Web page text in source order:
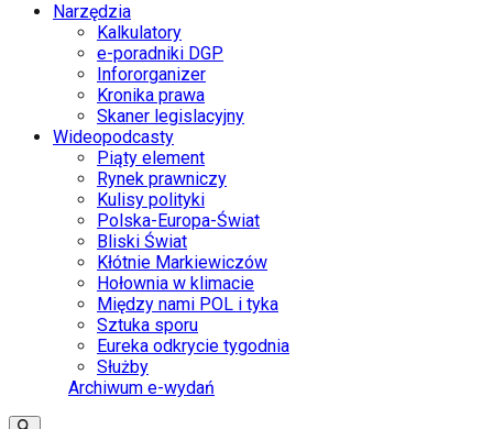
Narzędzia
Kalkulatory
e-poradniki DGP
Infororganizer
Kronika prawa
Skaner legislacyjny
Wideopodcasty
Piąty element
Rynek prawniczy
Kulisy polityki
Polska-Europa-Świat
Bliski Świat
Kłótnie Markiewiczów
Hołownia w klimacie
Między nami POL i tyka
Sztuka sporu
Eureka odkrycie tygodnia
Służby
Archiwum e-wydań